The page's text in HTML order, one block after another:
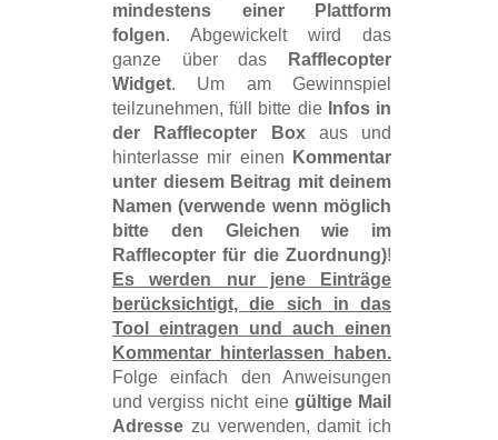
mindestens einer Plattform
folgen. Abgewickelt wird das
ganze über das
Rafflecopter
Widget. Um am Gewinnspiel
teilzunehmen, füll bitte die Infos in
der Rafflecopter Boxaus und
hinterlasse mir einen
Kommentar
unter diesem Beitrag mit deinem
Namen (verwende wenn möglich
bitte den Gleichen wie im
Rafflecopter für die Zuordnung)!
Es werden nur jene Einträge
berücksichtigt, die sich in das
Tool eintragen und auch einen
Kommentar hinterlassen haben.
Folge einfach den Anweisungen
und vergiss nicht eine gültige Mail
Adresse zu verwenden, damit ich